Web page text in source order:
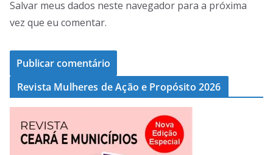
Salvar meus dados neste navegador para a próxima
vez que eu comentar.
Revista Mulheres de Ação e Propósito 2026